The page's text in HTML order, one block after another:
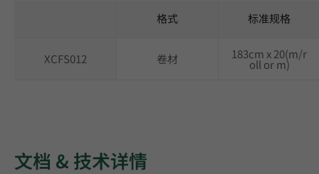
格式 标准规格
XCFS012 卷材 183cm x 20(m/r
oll or m)
文档 & 技术详情